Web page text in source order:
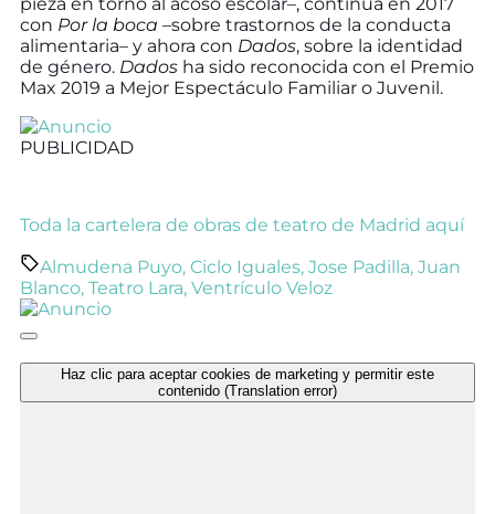
con Por la boca –sobre trastornos de la conducta
alimentaria– y ahora con Dados, sobre la identidad
de género. Dados ha sido reconocida con el Premio
Max 2019 a Mejor Espectáculo Familiar o Juvenil.
PUBLICIDAD
Toda la cartelera de obras de teatro de Madrid aquí
Almudena Puyo, Ciclo Iguales, Jose Padilla, Juan
Blanco, Teatro Lara, Ventrículo Veloz
Haz clic para aceptar cookies de marketing y permitir este
contenido (Translation error)